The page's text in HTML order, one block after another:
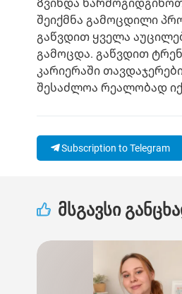
Გვინდა
შეიქმნა გამოცდილი
გაწვდით ყველა
გამოცდა. გაწვდით
კარიერაში
შესაძლოა რეალობად
Subscription to Telegram
მსგავსი